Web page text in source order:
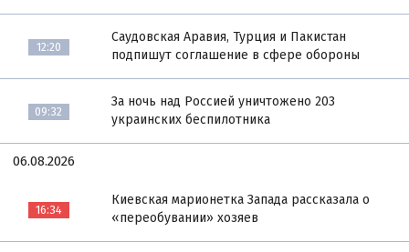
12:20
Саудовская Аравия, Турция и Пакистан
подпишут соглашение в сфере обороны
09:32
За ночь над Россией уничтожено 203
украинских беспилотника
06.08.2026
16:34
Киевская марионетка Запада рассказала о
«переобувании» хозяев